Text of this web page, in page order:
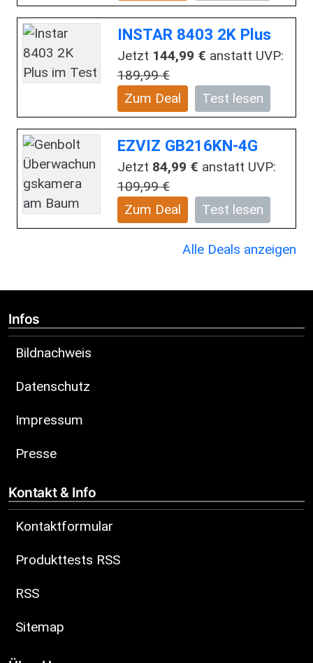
INSTAR 8403 2K Plus
Jetzt 144,99 € anstatt UVP:
189,99 €
Zum Deal
Test lesen
EZVIZ GB216KN-4G
Jetzt 84,99 € anstatt UVP:
109,99 €
Zum Deal
Test lesen
Alle Deals anzeigen
Infos
Bildnachweis
Datenschutz
Impressum
Presse
Kontakt & Info
Kontaktformular
Produkttests RSS
RSS
Sitemap